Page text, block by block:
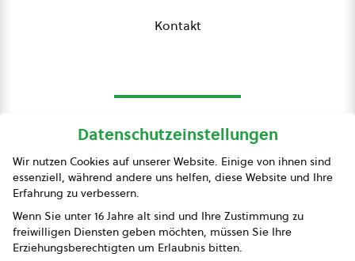
Kontakt
Presse
Impressum
Datenschutz
Datenschutzeinstellungen
Wir nutzen Cookies auf unserer Website. Einige von ihnen sind
essenziell, während andere uns helfen, diese Website und Ihre
Erfahrung zu verbessern.
Wenn Sie unter 16 Jahre alt sind und Ihre Zustimmung zu
freiwilligen Diensten geben möchten, müssen Sie Ihre
Erziehungsberechtigten um Erlaubnis bitten.